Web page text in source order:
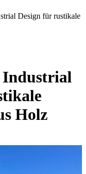
Design für rustikale
Industrial
Holz